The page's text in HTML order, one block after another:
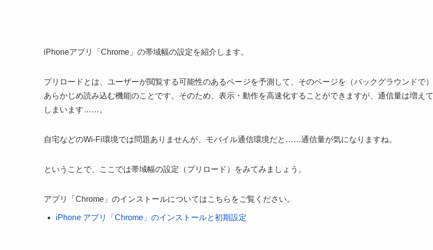
iPhoneアプリ「Chrome」の帯域幅の設定を紹介します。
プリロードとは、ユーザーが閲覧する可能性のあるページを予測して、そのページを（バックグラウンドで）
あらかじめ読み込む機能のことです。そのため、表示・動作を高速化することができますが、通信量は増えて
しまいます……。
自宅などのWi-Fi環境では問題ありませんが、モバイル通信環境だと……通信量が気になりますね。
ということで、ここでは帯域幅の設定（プリロード）をみてみましょう。
アプリ「Chrome」のインストールについてはこちらをご覧ください。
iPhone アプリ「Chrome」のインストールと初期設定